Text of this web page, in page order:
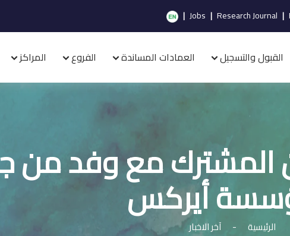
|
Research Journal
|
Jobs
|
القبول والتسجيل العمادات المساندة الفروع المراكز
مع وفد من
أيركس
الرئيسية - آخر الاخبار